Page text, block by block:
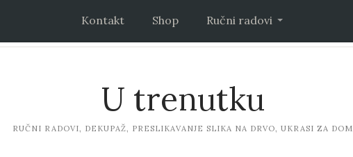
Kontakt Shop Ručni radovi
U trenutku
RUČNI RADOVI, DEKUPAŽ, PRESLIKAVANJE SLIKA NA DRVO, UKRASI ZA DOM